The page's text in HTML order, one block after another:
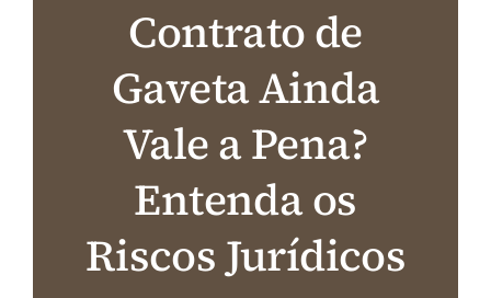
Nossos Profissionais
Áreas de Atuação
Contrato de
Gaveta Ainda
Vale a Pena?
Entenda os
Riscos Jurídicos